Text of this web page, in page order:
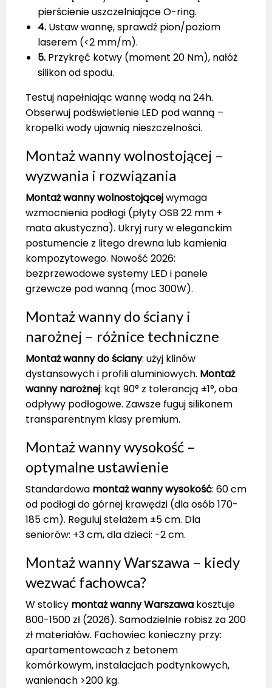
pierścienie uszczelniające O-ring.
4. Ustaw wannę, sprawdź pion/poziom
laserem (<2 mm/m).
5. Przykręć kotwy (moment 20 Nm), nałóż
silikon od spodu.
Testuj napełniając wannę wodą na 24h.
Obserwuj podświetlenie LED pod wanną –
kropelki wody ujawnią nieszczelności.
Montaż wanny wolnostojącej –
wyzwania i rozwiązania
Montaż wanny wolnostojącejwymaga
wzmocnienia podłogi (płyty OSB 22 mm +
mata akustyczna). Ukryj rury w eleganckim
postumencie z litego drewna lub kamienia
kompozytowego. Nowość 2026:
bezprzewodowe systemy LED i panele
grzewcze pod wanną (moc 300W).
Montaż wanny do ściany i
narożnej – różnice techniczne
Montaż wanny do ściany: użyj klinów
dystansowych i profili aluminiowych. Montaż
wanny narożnej: kąt 90° z tolerancją ±1°, oba
odpływy podłogowe. Zawsze fuguj silikonem
transparentnym klasy premium.
Montaż wanny wysokość –
optymalne ustawienie
Standardowa montaż wanny wysokość: 60 cm
od podłogi do górnej krawędzi (dla osób 170-
185 cm). Reguluj stelażem ±5 cm. Dla
seniorów: +3 cm, dla dzieci: -2 cm.
Montaż wanny Warszawa – kiedy
wezwać fachowca?
W stolicy montaż wanny Warszawa kosztuje
800-1500 zł (2026). Samodzielnie robisz za 200
zł materiałów. Fachowiec konieczny przy:
apartamentowcach z betonem
komórkowym, instalacjach podtynkowych,
wanienach >200 kg.